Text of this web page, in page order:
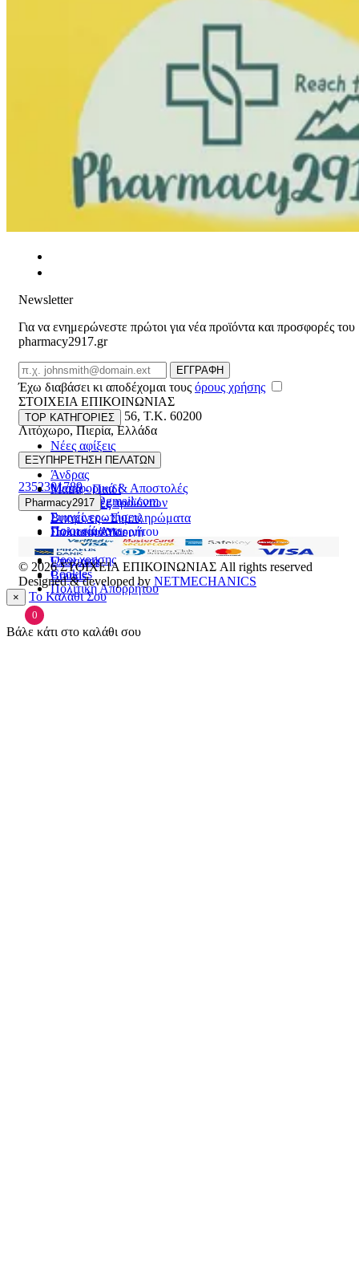
Newsletter
Για να ενημερώνεστε πρώτοι για νέα προϊόντα και προσφορές του
pharmacy2917.gr
Email
ΕΓΓΡΑΦΗ
Έχω διαβάσει κι αποδέχομαι τους όρους χρήσης
ΣΤΟΙΧΕΙΑ ΕΠΙΚΟΙΝΩΝΙΑΣ
Βασ. Κωνσταντίνου 56, T.K. 60200
Λιτόχωρο,Πιερία,Ελλάδα
ΓΕΜΗ:165892448000
2352301789
pharmacy2917@gmail.com
TOP ΚΑΤΗΓΟΡΙΕΣ
Νέες αφίξεις
Γυναίκα
Άνδρας
Μαμά - Παιδί
Προσφορές
Βιταμίνες - Συμπληρώματα
Στοματική Υγιεινή
Πρόσωπο
Εποχιακά
Brands
ΕΞΥΠΗΡΕΤΗΣΗ ΠΕΛΑΤΩΝ
Μεταφορικά & Αποστολές
Επιστροφές προϊόντων
Συχνές ερωτήσεις
Πολιτική Απορρήτου
Pharmacy2917
Ποιοι είμαστε
Επικοινωνία
Όροι χρήσης
Cookies
Πολιτική Απορρήτου
© 2026ΣΤΟΙΧΕΙΑ ΕΠΙΚΟΙΝΩΝΙΑΣ All rights reserved
Designed & developed by NETMECHANICS
× Το Καλάθι Σου
0
Βάλε κάτι στο καλάθι σου